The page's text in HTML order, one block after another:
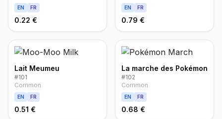
EN FR
0.22 €
EN FR
0.79 €
Lait Meumeu
#101
Common
EN FR
0.51 €
La marche des Pokémon
#102
Common
EN FR
0.68 €